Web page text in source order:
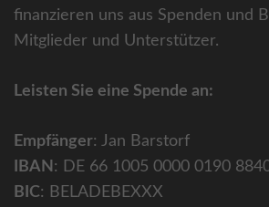
finanzieren uns aus Spenden und
Mitglieder und Unterstützer.
Leisten Sie eine Spende an:
Empfänger: Jan Barstorf
IBAN : DE 66 1005 0000 0190
BIC: BELADEBEXXX